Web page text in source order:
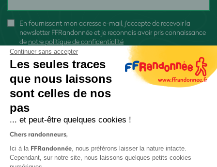
En fournissant mon adresse e-mail, j'accepte de recevoir la
newsletter FFRandonnée et je reconnais avoir pris connaissance
de notre politique de confidentialité
Continuer sans accepter
Les seules traces
que nous laissons
sont celles de nos
pas
... et peut-être quelques cookies !
Chers randonneurs,
Ici à la FFRandonnée, nous préférons laisser la nature intacte.
Cependant, sur notre site, nous laissons quelques petits cookies